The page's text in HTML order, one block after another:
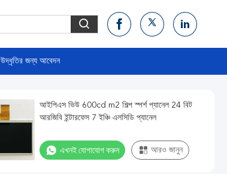
উদ্ধৃতির জন্য আবেদন
আইপিএস ভিউ 600cd m2 শিল্প স্পর্শ প্যানেল 24 বিট
আরজিবি ইন্টারফেস 7 ইঞ্চি এলসিডি প্যানেল
এখনই যোগাযোগ করুন আরও জানুন